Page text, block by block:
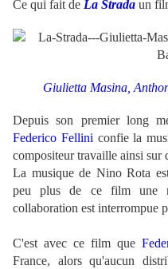
Ce qui fait de La Strada un
Giulietta Masina,
Depuis son premier long
Federico Fellini confie la
compositeur travaille ainsi sur
La musique de Nino Rota
peu plus de ce film une
collaboration est interrompue
C'est avec ce film que
France, alors qu'aucun